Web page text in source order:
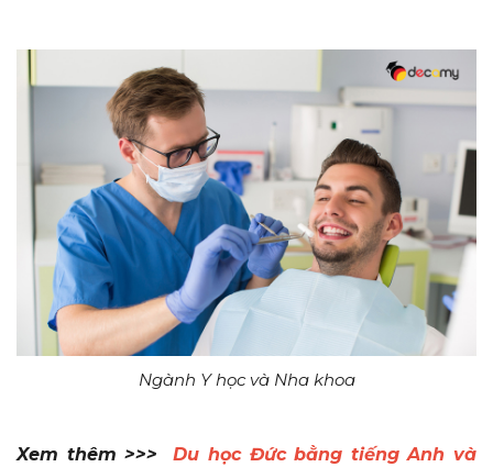
Ngành Y học và Nha khoa
Xem thêm >>>
Du học Đức bằng tiếng Anh và